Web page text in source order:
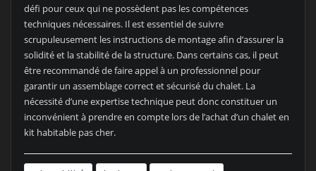
défi pour ceux qui ne possèdent pas les compétences
techniques nécessaires. Il est essentiel de suivre
scrupuleusement les instructions de montage afin d’assurer la
solidité et la stabilité de la structure. Dans certains cas, il peut
être recommandé de faire appel à un professionnel pour
garantir un assemblage correct et sécurisé du chalet. La
nécessité d’une expertise technique peut donc constituer un
inconvénient à prendre en compte lors de l’achat d’un chalet en
kit habitable pas cher.